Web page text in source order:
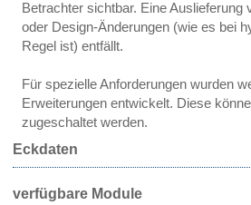
Betrachter sichtbar. Eine Auslieferung
oder Design-Änderungen (wie es bei
Regel ist) entfällt.
Für spezielle Anforderungen wurden
Erweiterungen entwickelt. Diese
zugeschaltet werden.
Eckdaten
verfügbare Module